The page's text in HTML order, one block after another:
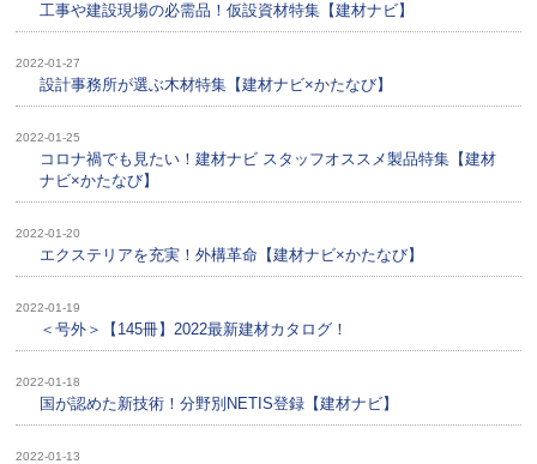
工事や建設現場の必需品！仮設資材特集【建材ナビ】
2022-01-27
設計事務所が選ぶ木材特集【建材ナビ×かたなび】
2022-01-25
コロナ禍でも見たい！建材ナビ スタッフオススメ製品特集【建材
ナビ×かたなび】
2022-01-20
エクステリアを充実！外構革命【建材ナビ×かたなび】
2022-01-19
＜号外＞【145冊】2022最新建材カタログ！
2022-01-18
国が認めた新技術！分野別NETIS登録【建材ナビ】
2022-01-13